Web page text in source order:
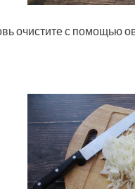
очистите с помощью